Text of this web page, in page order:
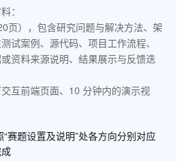
：
页），包含研究问题与解决方法、架
试案例、源代码、项目工作流程、
资料来源说明、结果展示与反馈迭
互前端页面、10 分钟内的演示视
赛题设置及说明”处各方向分别对应